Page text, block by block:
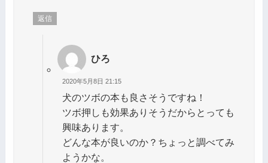
返信
ひろ
2020年5月8日 21:15
犬のツボの本も良さそうですね！
ツボ押しも効果ありそうだからとっても
興味あります。
どんな本が良いのか？ちょっと調べてみ
ようかな。